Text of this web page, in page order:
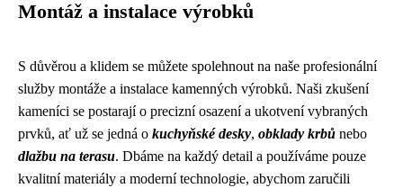
Montáž a instalace výrobků
S důvěrou a klidem se můžete spolehnout na naše profesionální
služby montáže a instalace kamenných výrobků. Naši zkušení
kameníci se postarají o precizní osazení a ukotvení vybraných
prvků, ať už se jedná o kuchyňské desky, obklady krbů nebo
dlažbu na terasu. Dbáme na každý detail a používáme pouze
kvalitní materiály a moderní technologie, abychom zaručili